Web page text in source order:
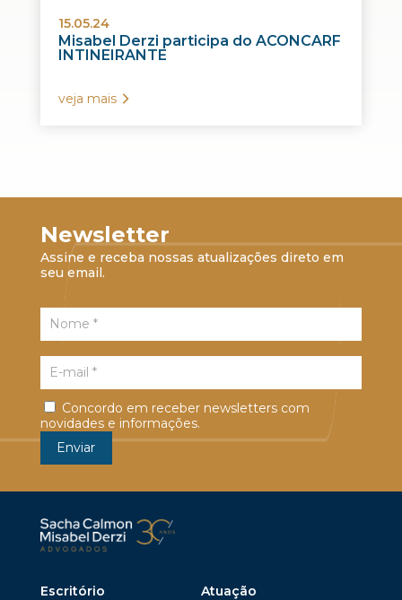
15.05.24
Misabel Derzi participa do ACONCARF
INTINEIRANTE
veja mais
Newsletter
Assine e receba nossas atualizações direto em
seu email.
Concordo em receber newsletters com
novidades e informações.
Escritório
Atuação